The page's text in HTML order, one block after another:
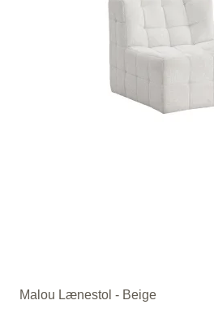
Malou Lænestol - Beige